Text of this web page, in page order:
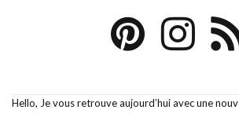
Hello, Je vous retrouve aujourd’hui avec une nouv